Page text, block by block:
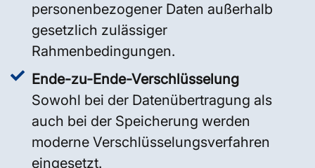
personenbezogener Daten außerhalb
gesetzlich zulässiger
Rahmenbedingungen.
Ende-zu-Ende-Verschlüsselung
Sowohl bei der Datenübertragung als
auch bei der Speicherung werden
moderne Verschlüsselungsverfahren
eingesetzt.